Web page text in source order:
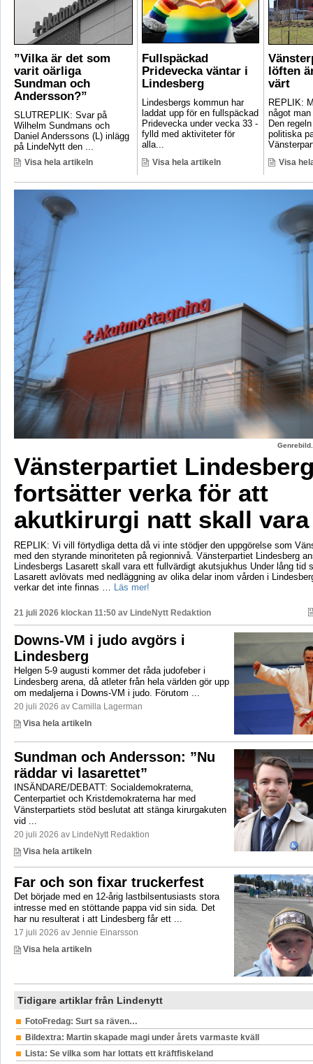
”Vilka är det som
varit oärliga
Sundman och
Andersson?”
SLUTREPLIK: Svar på
Wilhelm Sundmans och
Daniel Anderssons (L) inlägg
på LindeNytt den ...
Visa hela artikeln
Fullspäckad
Pridevecka väntar i
Lindesberg
Lindesbergs kommun har
laddat upp för en fullspäckad
Pridevecka under vecka 33 -
fylld med aktiviteter för
alla...
Visa hela artikeln
löften
värt
REPLIK:
något
Den
politiska
Visa
Vänsterpartiet
fortsätter verka för att
akutkirurgi natt skall
REPLIK: Vi vill förtydliga detta då vi inte stödjer den uppgörelse som
med den styrande minoriteten på regionnivå. Vänsterpartiet Lindesberg
Lindesbergs Lasarett skall vara ett fullvärdigt akutsjukhus Under lång tid
Lasarett avlövats med nedläggning av olika delar inom vården i
verkar det inte finnas …
Läs mer!
21 juli 2026 klockan 11:50 av LindeNytt Redaktion
Downs-VM i judo avgörs i
Lindesberg
Helgen 5-9 augusti kommer det råda judofeber i
Lindesberg arena, då atleter från hela världen gör upp
om medaljerna i Downs-VM i judo. Förutom ...
20 juli 2026 av Camilla Lagerman
Visa hela artikeln
Sundman och Andersson: ”Nu
räddar vi lasarettet”
INSÄNDARE/DEBATT: Socialdemokraterna,
Centerpartiet och Kristdemokraterna har med
Vänsterpartiets stöd beslutat att stänga kirurgakuten
vid ...
20 juli 2026 av LindeNytt Redaktion
Visa hela artikeln
Far och son fixar truckerfest
Det började med en 12-årig lastbilsentusiasts stora
intresse med en stöttande pappa vid sin sida. Det
har nu resulterat i att Lindesberg får ett ...
17 juli 2026 av Jennie Einarsson
Visa hela artikeln
Tidigare artiklar från Lindenytt
FotoFredag: Surt sa räven…
Bildextra: Martin skapade magi under årets varmaste kväll
Lista: Se vilka som har lottats ett kräftfiskeland